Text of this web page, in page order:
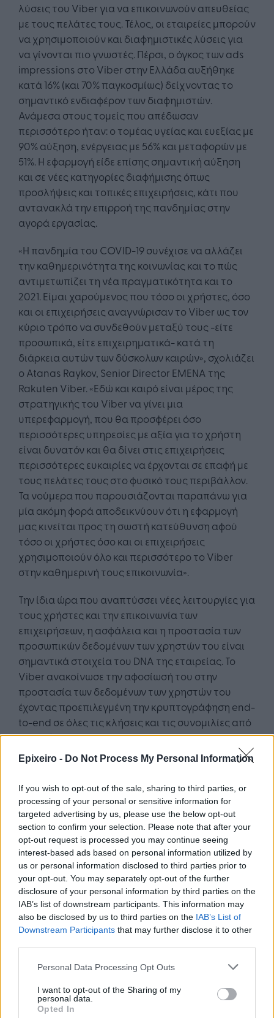
Epixeiro - Do Not Process My Personal Information
If you wish to opt-out of the sale, sharing to third parties, or
processing of your personal or sensitive information for
targeted advertising by us, please use the below opt-out
section to confirm your selection. Please note that after your
opt-out request is processed you may continue seeing
interest-based ads based on personal information utilized by
us or personal information disclosed to third parties prior to
your opt-out. You may separately opt-out of the further
disclosure of your personal information by third parties on the
IAB’s list of downstream participants. This information may
also be disclosed by us to third parties on the IAB’s List of
Downstream Participants that may further disclose it to other
Personal Data Processing Opt Outs
I want to opt-out of the Sharing of my
personal data.
Opted In
λύσεις του Viber για να επικοινωνούν απευθείας
με τους πελάτες τους. Τέλος, οι εταιρείες μπορούν
να χρησιμοποιούν και διαφημιστικές λύσεις για
να γίνονται πιο γνωστές. Πέρσι, ο όγκος των ads
impressions στο Viber στην Ελλάδα αυξήθηκε
κατά 16% (και 70% παγκοσμίως) δείχνοντας το
σημαντικό ενδιαφέρον των διαφημιστών.
Ανάμεσα στους τομείς που απέδωσαν
περισσότερο ήταν: ο τομέας υγείας και ευεξίας με
90% αύξηση, ενέργειας με 56% και μεταφορών με
51%. Η εφαρμογή είδε επίσης σημαντική αύξηση
και σε νέες κατηγορίες διαφήμισης όπως
προσλήψεις και τοπικές επιχειρήσεις, κάτι που
αντανακλά την επιρροή της πανδημίας στην
αγορά εργασίας.
«Η πανδημία του COVID-19 συνέχισε να αλλάζει
την καθημερινότητα της κοινωνίας και το πώς
αντιμετωπίζει τη νέα πραγματικότητα και το
2021. Είμαι χαρούμενος που τόσο οι χρήστες, όσο
και οι επιχειρήσεις αναγνώρισαν το Viber ως τον
κύριο τρόπο να συνδεθούν μεταξύ τους -είτε
προσωπικά, είτε επιχειρηματικά- κατά τη
διάρκεια αυτών των δύσκολων καιρών», σχολιάζει
ο Atanas Raykov, Senior Director EMENA της
Rakuten Viber. «Εδώ και καιρό είναι μέρος της
στρατηγικής του Viber να γίνει μια
υπερεφαρμογή, που θα προσφέρει όσο
περισσότερες υπηρεσίες με αξία για το χρήστη
είναι δυνατόν και θα δίνει στις επιχειρήσεις
περισσότερες ευκαιρίες να έρχονται σε επαφή με
τους πελάτες τους στο φυσικό τους περιβάλλον.
Τα νούμερα που παρουσιάζονται παραπάνω για
μία ακόμη φορά αποδεικνύουν ότι η εφαρμογή
μας κινείται προς τη σωστή κατεύθυνση αφού
τόσο οι χρήστες όσο και οι επιχειρήσεις
χρησιμοποιούν όλο και περισσότερο το Viber
στην καθημερινή τους επικοινωνία».
Την ίδια ώρα που αναπτύσσει νέες λειτουργίες για
τους χρήστες και την επικοινωνία των
επιχειρήσεων, η ασφάλεια και η προστασία των
προσωπικών δεδομένων των χρηστών του είναι
σημαντικά στοιχεία του DNA της εταιρείας. Το
Viber ανακοίνωσε την αφοσίωσή του στην
προστασία των δεδομένων των χρηστών του
έχοντας προεπιλεγμένη την κρυπτογράφηση end-
to-end σε όλες τις κλήσεις και τις συνομιλίες από
το 2016. Και το 2021, το ίδρυμα Mozilla, το ZDNet
και το Tom’s Guide επαίνεσαν τις προσπάθειας
της εταιρείας σχετικά με το ιδιωτικό απόρρητο
και την ασφάλεια.
Ακολουθήστε το στο Google News
και μάθετε πρώτοι όλα τα επιχειρηματικά νέα
Δείτε όλες τις τελευταίες επιχειρηματικές